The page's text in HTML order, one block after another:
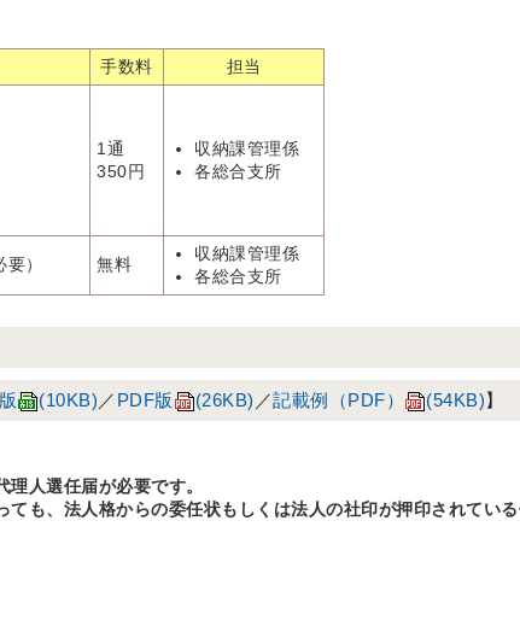
手数料
担当
1通
350円
収納課管理係
各総合支所
） 無料
収納課管理係
各総合支所
(10KB) ／ PDF版 (26KB) ／記載例（PDF） (54KB)】
人選任届が必要です。
も、法人格からの委任状もしくは法人の社印が押印されてい